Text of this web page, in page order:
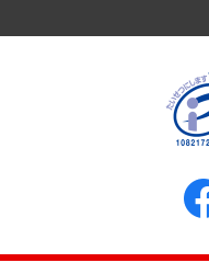
個人情報保護方針
反社会的勢力に対する基本方針
書面による個人情報の開示等の